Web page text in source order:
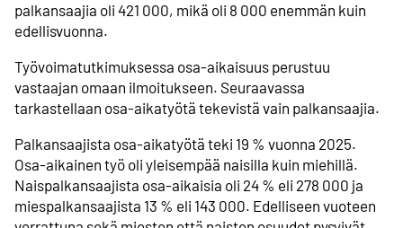
palkansaajia oli 421 000, mikä oli 8 000 enemmän kuin
edellisvuonna.
Työvoimatutkimuksessa osa-aikaisuus perustuu
vastaajan omaan ilmoitukseen. Seuraavassa
tarkastellaan osa-aikatyötä tekevistä vain palkansaajia.
Palkansaajista osa-aikatyötä teki 19 % vuonna 2025.
Osa-aikainen työ oli yleisempää naisilla kuin miehillä.
Naispalkansaajista osa-aikaisia oli 24 % eli 278 000 ja
miespalkansaajista 13 % eli 143 000. Edelliseen vuoteen